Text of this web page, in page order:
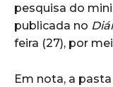
pesquisa do
publicada no
feira (27), por
Em nota, a